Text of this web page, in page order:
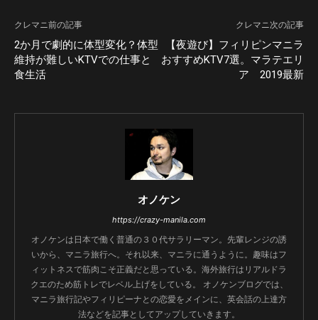
クレマニ前の記事
2か月で劇的に体型変化？体型
維持が難しいKTVでの仕事と
食生活
クレマニ次の記事
【夜遊び】フィリピンマニラ
おすすめKTV7選。マラテエリ
ア 2019最新
オノケン
https://crazy-manila.com
オノケンは日本で働く普通の３０代サラリーマン。先輩レンジの誘
いから、マニラ旅行へ。それ以来、マニラに通うように。趣味はフ
ィットネスで筋肉こそ正義だと思っている。海外旅行はリアルドラ
クエのため筋トレでレベル上げをしている。 オノケンブログでは、
マニラ旅行記やフィリピーナとの恋愛をメインに、英会話の上達方
法などを記事としてアップしていきます。